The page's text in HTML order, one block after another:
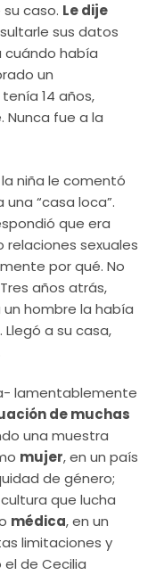
caso. Le dije
sus datos
cuándo había
un
14 años,
Nunca fue a la
niña le comentó
“casa loca”.
que era
relaciones sexuales
por qué. No
años atrás,
hombre la había
a su casa,
lamentablemente
de muchas
una muestra
mujer, en un país
de género;
que lucha
médica, en un
limitaciones y
de Cecilia